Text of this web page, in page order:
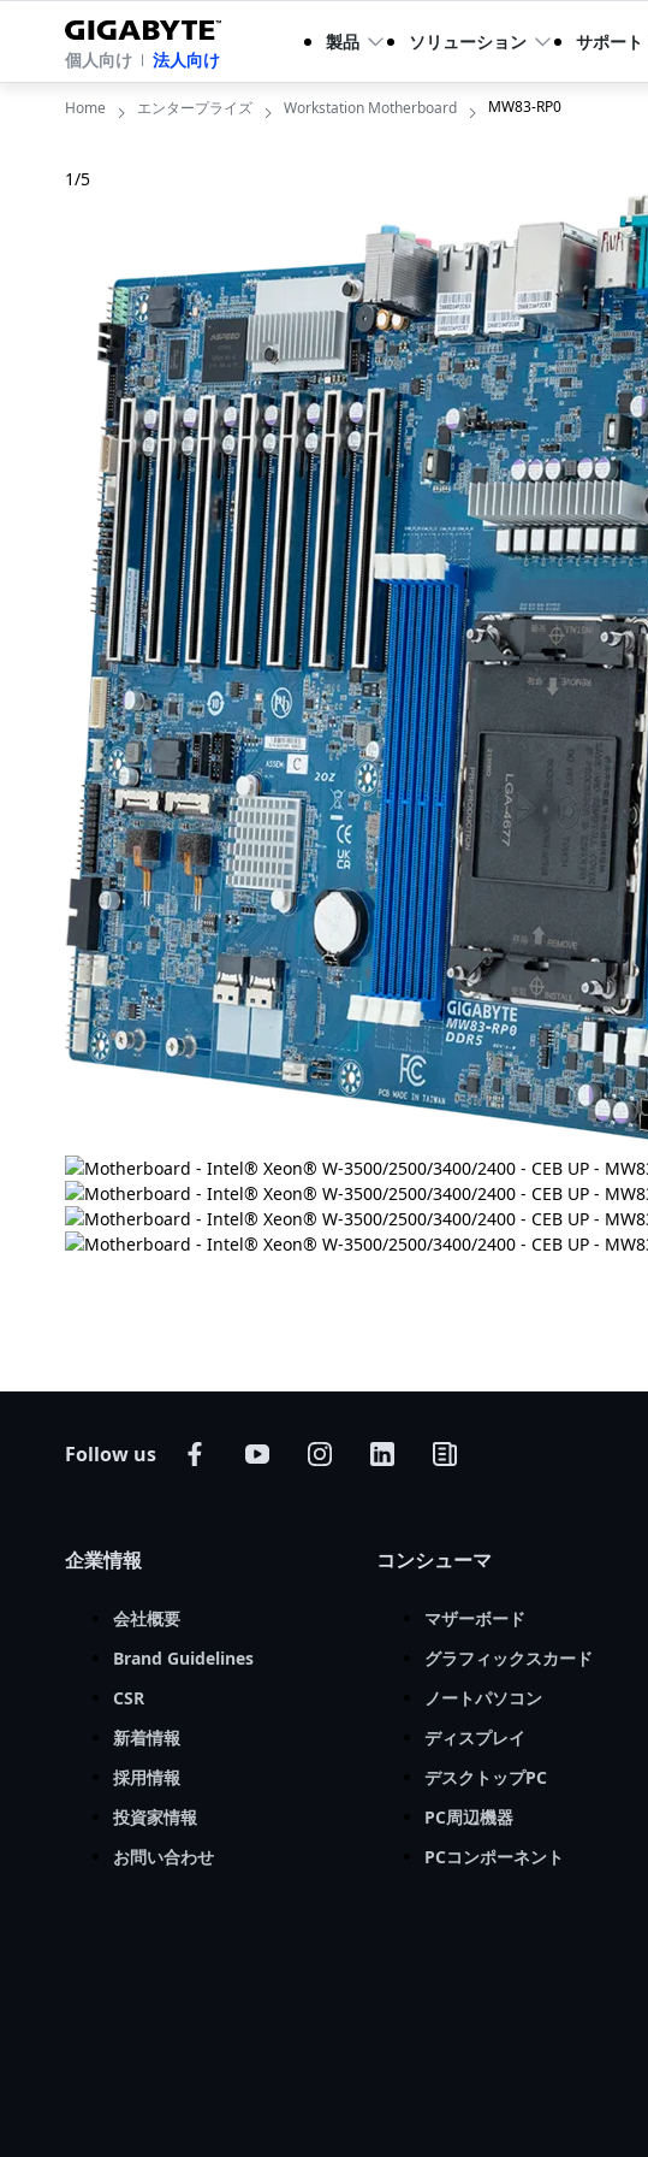
個人向け 法人向け
製品 ソリューション サポート
Home エンタープライズ Workstation Motherboard MW83-RP0
1/5
Follow us
企業情報
会社概要
Brand Guidelines
CSR
新着情報
採用情報
投資家情報
お問い合わせ
コンシューマ
マザーボード
グラフィックスカード
ノートパソコン
ディスプレイ
デスクトップPC
PC周辺機器
PCコンポーネント